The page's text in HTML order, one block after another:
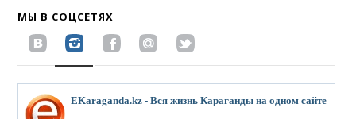
МЫ В СОЦСЕТЯХ
EKaraganda.kz - Вся жизнь Караганды на одном сайте